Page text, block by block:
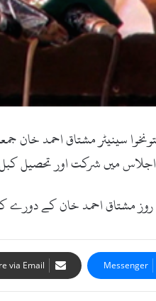
سینیٹر مشتاق احمد خان
اجلاس میں شرکت اور تحصیل
مشتاق احمد خان کے دورے
Messenger
via Email